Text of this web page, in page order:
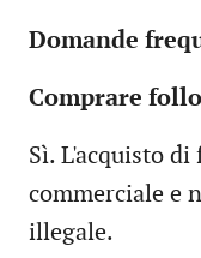
Domande
Comprare
Sì. L'acquisto
commerciale e
illegale.